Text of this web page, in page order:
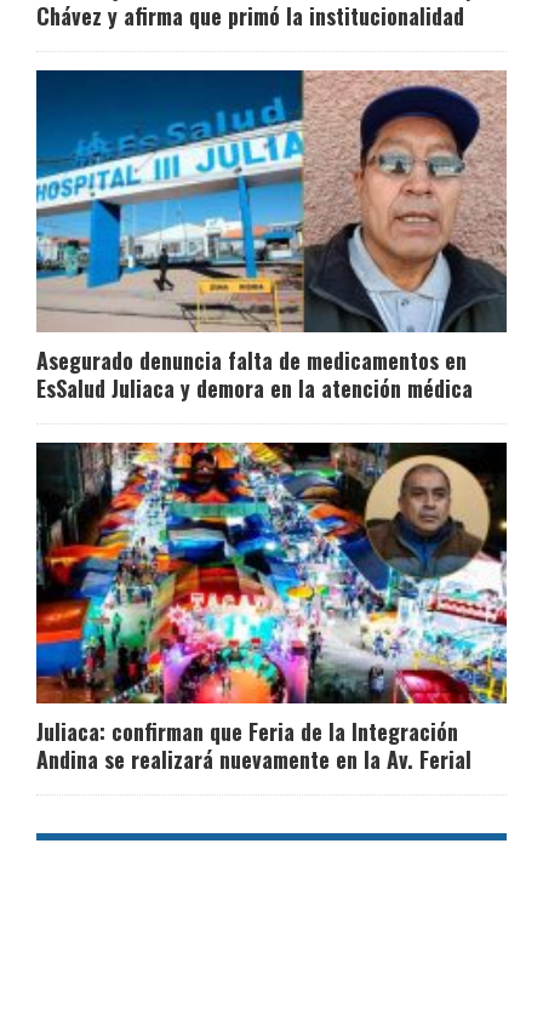
Chávez y afirma que primó la institucionalidad
Asegurado denuncia falta de medicamentos en
EsSalud Juliaca y demora en la atención médica
Juliaca: confirman que Feria de la Integración
Andina se realizará nuevamente en la Av. Ferial